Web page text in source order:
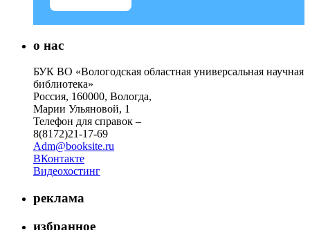
о нас
БУК ВО «Вологодская областная универсальная научная
библиотека»
Россия, 160000, Вологда,
Марии Ульяновой, 1
Телефон для справок –
8(8172)21-17-69
Adm@booksite.ru
ВКонтакте
Видеохостинг
реклама
избранное